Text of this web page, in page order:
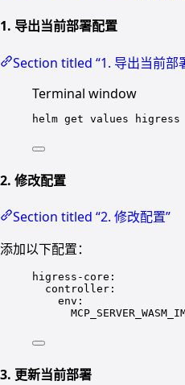
1. 导出当前部署配置
Section titled “1. 导出当前部
Terminal window
helm get values higress
2. 修改配置
Section titled “2. 修改配置”
添加以下配置：
higress-core :
controller :
env :
3. 更新当前部署